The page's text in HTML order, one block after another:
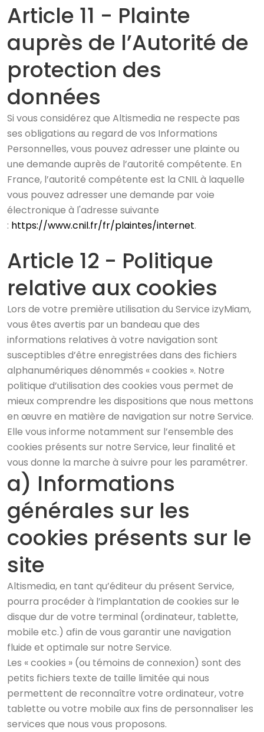
Article 11 - Plainte
auprès de l’Autorité de
protection des
données
Si vous considérez que Altismedia ne respecte pas
ses obligations au regard de vos Informations
Personnelles, vous pouvez adresser une plainte ou
une demande auprès de l’autorité compétente. En
France, l’autorité compétente est la CNIL à laquelle
vous pouvez adresser une demande par voie
électronique à l'adresse suivante
: https://www.cnil.fr/fr/plaintes/internet.
Article 12 - Politique
relative aux cookies
Lors de votre première utilisation du Service izyMiam,
vous êtes avertis par un bandeau que des
informations relatives à votre navigation sont
susceptibles d’être enregistrées dans des fichiers
alphanumériques dénommés « cookies ». Notre
politique d’utilisation des cookies vous permet de
mieux comprendre les dispositions que nous mettons
en œuvre en matière de navigation sur notre Service.
Elle vous informe notamment sur l’ensemble des
cookies présents sur notre Service, leur finalité et
vous donne la marche à suivre pour les paramétrer.
a) Informations
générales sur les
cookies présents sur le
site
Altismedia, en tant qu’éditeur du présent Service,
pourra procéder à l’implantation de cookies sur le
disque dur de votre terminal (ordinateur, tablette,
mobile etc.) afin de vous garantir une navigation
fluide et optimale sur notre Service.
Les « cookies » (ou témoins de connexion) sont des
petits fichiers texte de taille limitée qui nous
permettent de reconnaître votre ordinateur, votre
tablette ou votre mobile aux fins de personnaliser les
services que nous vous proposons.